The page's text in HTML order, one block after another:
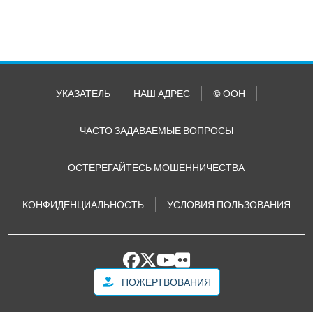
УКАЗАТЕЛЬ НАШ АДРЕС © ООН
ЧАСТО ЗАДАВАЕМЫЕ ВОПРОСЫ
ОСТЕРЕГАЙТЕСЬ МОШЕННИЧЕСТВА
КОНФИДЕНЦИАЛЬНОСТЬ УСЛОВИЯ ПОЛЬЗОВАНИЯ
ПОЖЕРТВОВАНИЯ